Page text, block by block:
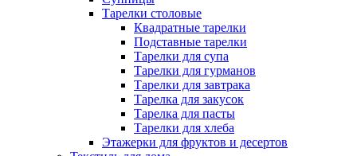
Тарелки столовые
Квадратные тарелки
Подставные тарелки
Тарелки для супа
Тарелки для гурманов
Тарелки для завтрака
Тарелка для закусок
Тарелка для пасты
Тарелки для хлеба
Этажерки для фруктов и десертов